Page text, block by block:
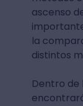
ascenso
la
distintos
Dentro